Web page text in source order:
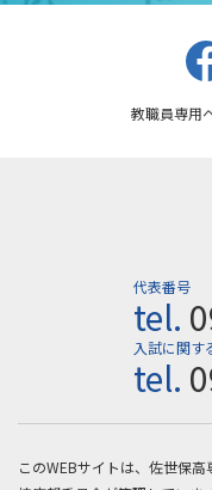
教職員専用
代表番号
tel.
入試に関す
tel.
このWEBサイトは、佐世保